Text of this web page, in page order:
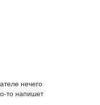
нечего
напишет